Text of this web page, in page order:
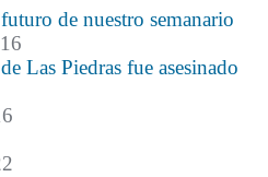
de nuestro semanario
Las Piedras fue asesinado